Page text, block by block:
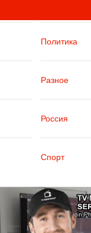
Политика
Разное
Россия
Спорт